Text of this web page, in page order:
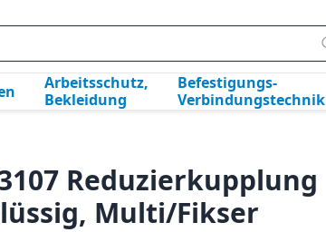
Arbeitsschutz,
Bekleidung
Befestigungs-
Verbindungstechnik
Reduzierkupplung
Multi/Fikser